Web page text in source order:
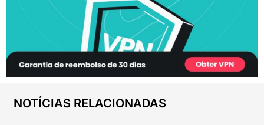
NOTÍCIAS RELACIONADAS